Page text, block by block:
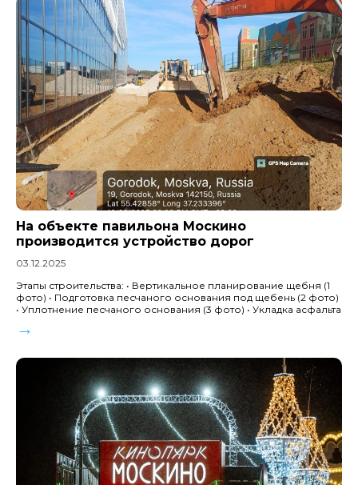
На объекте павильона Москино
производится устройство дорог
03.12.2025
Этапы строительства: • Вертикальное планирование щебня (1
фото) • Подготовка песчаного основания под щебень (2 фото)
• Уплотнение песчаного основания (3 фото) • Укладка асфальта
→